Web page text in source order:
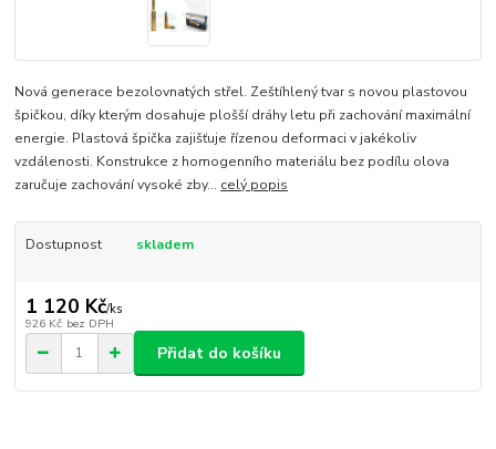
Nová generace bezolovnatých střel. Zeštíhlený tvar s novou plastovou
špičkou, díky kterým dosahuje plošší dráhy letu při zachování maximální
energie. Plastová špička zajišťuje řízenou deformaci v jakékoliv
vzdálenosti. Konstrukce z homogenního materiálu bez podílu olova
zaručuje zachování vysoké zby... celý popis
Dostupnost skladem
1 120 Kč/ks
926 Kč bez DPH
Přidat do košíku